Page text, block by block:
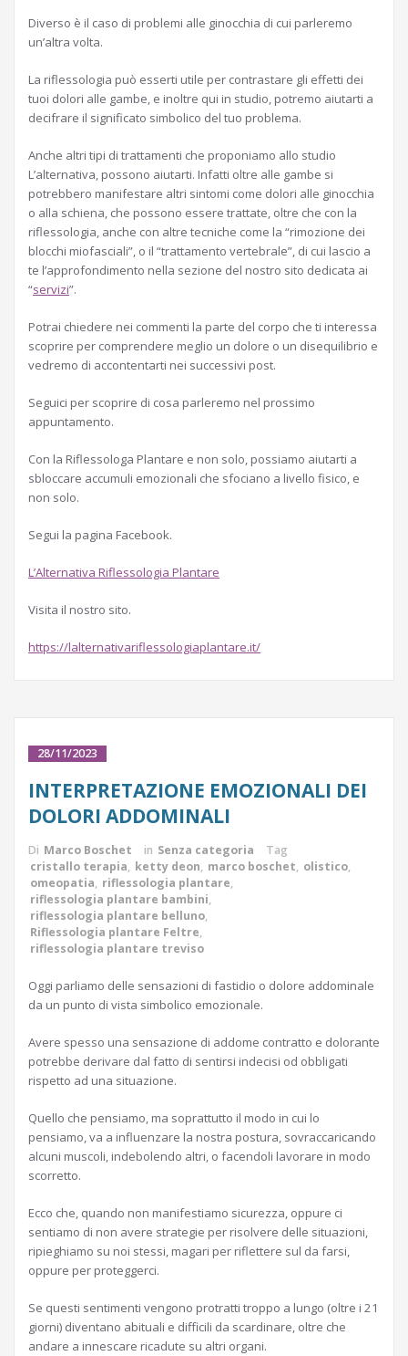
Diverso è il caso di problemi alle ginocchia di cui parleremo
un’altra volta.
La riflessologia può esserti utile per contrastare gli effetti dei
tuoi dolori alle gambe, e inoltre qui in studio, potremo aiutarti a
decifrare il significato simbolico del tuo problema.
Anche altri tipi di trattamenti che proponiamo allo studio
L’alternativa, possono aiutarti. Infatti oltre alle gambe si
potrebbero manifestare altri sintomi come dolori alle ginocchia
o alla schiena, che possono essere trattate, oltre che con la
riflessologia, anche con altre tecniche come la “rimozione dei
blocchi miofasciali”, o il “trattamento vertebrale”, di cui lascio a
te l’approfondimento nella sezione del nostro sito dedicata ai
“servizi”.
Potrai chiedere nei commenti la parte del corpo che ti interessa
scoprire per comprendere meglio un dolore o un disequilibrio e
vedremo di accontentarti nei successivi post.
Seguici per scoprire di cosa parleremo nel prossimo
appuntamento.
Con la Riflessologa Plantare e non solo, possiamo aiutarti a
sbloccare accumuli emozionali che sfociano a livello fisico, e
non solo.
Segui la pagina Facebook.
L’Alternativa Riflessologia Plantare
Visita il nostro sito.
https://lalternativariflessologiaplantare.it/
28/11/2023
INTERPRETAZIONE EMOZIONALI DEI
DOLORI ADDOMINALI
Di Marco Boschet in Senza categoria
Tag
cristallo terapia, ketty deon, marco boschet, olistico,
omeopatia, riflessologia plantare,
riflessologia plantare bambini,
riflessologia plantare belluno,
Riflessologia plantare Feltre,
riflessologia plantare treviso
Oggi parliamo delle sensazioni di fastidio o dolore addominale
da un punto di vista simbolico emozionale.
Avere spesso una sensazione di addome contratto e dolorante
potrebbe derivare dal fatto di sentirsi indecisi od obbligati
rispetto ad una situazione.
Quello che pensiamo, ma soprattutto il modo in cui lo
pensiamo, va a influenzare la nostra postura, sovraccaricando
alcuni muscoli, indebolendo altri, o facendoli lavorare in modo
scorretto.
Ecco che, quando non manifestiamo sicurezza, oppure ci
sentiamo di non avere strategie per risolvere delle situazioni,
ripieghiamo su noi stessi, magari per riflettere sul da farsi,
oppure per proteggerci.
Se questi sentimenti vengono protratti troppo a lungo (oltre i 21
giorni) diventano abituali e difficili da scardinare, oltre che
andare a innescare ricadute su altri organi.